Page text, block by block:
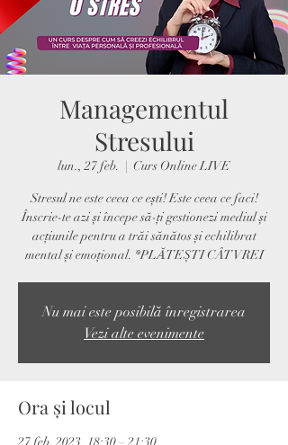
Managementul
Stresului
lun., 27 feb.
  |
Curs Online LIVE
Stresul ne este ceea ce ești! Este ceea ce faci!
Înscrie-te azi și începe să-ți gestionezi mediul și
acțiunile pentru a trăi sănătos și echilibrat
mental și emoțional. *PLĂTEȘTI CÂT VREI
Nu mai este posibilă înregistrarea
Vezi alte evenimente
Ora și locul
27 feb. 2023, 18:30 – 21:30